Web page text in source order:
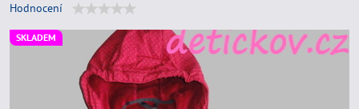
SKLADEM
Hodnocení